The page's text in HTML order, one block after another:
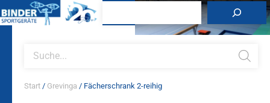
Inhalt
search
Start / Grevinga / Fächerschrank 2-reihig